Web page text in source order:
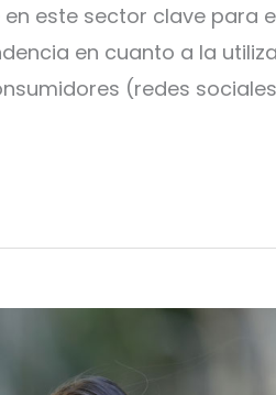
este sector clave para
en cuanto a la
(redes